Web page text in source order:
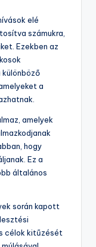
elé
számukra,
Ezekben az
a
amelyek
hogy
Ez a
általános
során kapott
célok kitűzését